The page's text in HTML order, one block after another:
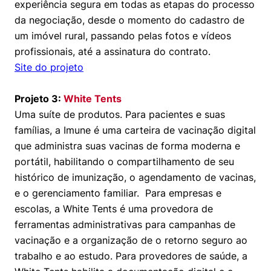
experiência segura em todas as etapas do processo
da negociação, desde o momento do cadastro de
um imóvel rural, passando pelas fotos e vídeos
profissionais, até a assinatura do contrato.
Site do projeto
Projeto 3: White Tents
Uma suíte de produtos. Para pacientes e suas
famílias, a Imune é uma carteira de vacinação digital
que administra suas vacinas de forma moderna e
portátil, habilitando o compartilhamento de seu
histórico de imunização, o agendamento de vacinas,
e o gerenciamento familiar. Para empresas e
escolas, a White Tents é uma provedora de
ferramentas administrativas para campanhas de
vacinação e a organização de o retorno seguro ao
trabalho e ao estudo. Para provedores de saúde, a